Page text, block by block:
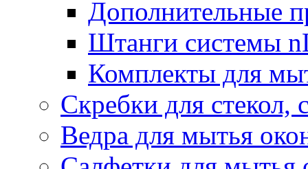
Дополнительные
Штанги системы
Комплекты для
Скребки для стекол,
Ведра для мытья